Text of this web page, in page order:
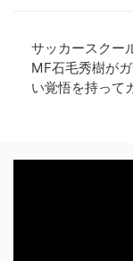
サッカースクー
MF石毛秀樹が
い覚悟を持って